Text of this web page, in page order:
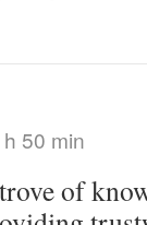
50 min
of